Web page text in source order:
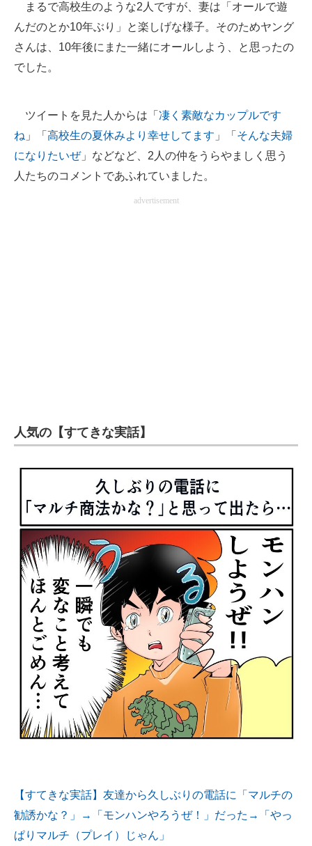
まるで高校生のような2人ですが、妻は「オールで遊
んだのとか10年ぶり」と楽しげな様子。そのためヤング
さんは、10年後にまた一緒にオールしよう、と思ったの
でした。
ツイートを見た人からは「 凄く素敵なカップルです
ね 」「 高校生の夏休みより幸せしてます 」「 そんな夫婦
になりたいぜ」などなど、2人の仲をうらやましく思う
人たちのコメントであふれていました。
advertisement
人気の【すてきな実話】
【すてきな実話】友達から久しぶりの電話に「マルチの
勧誘かな？」→「モンハンやろうぜ！」だった→「やっ
ぱりマルチ（プレイ）じゃん」